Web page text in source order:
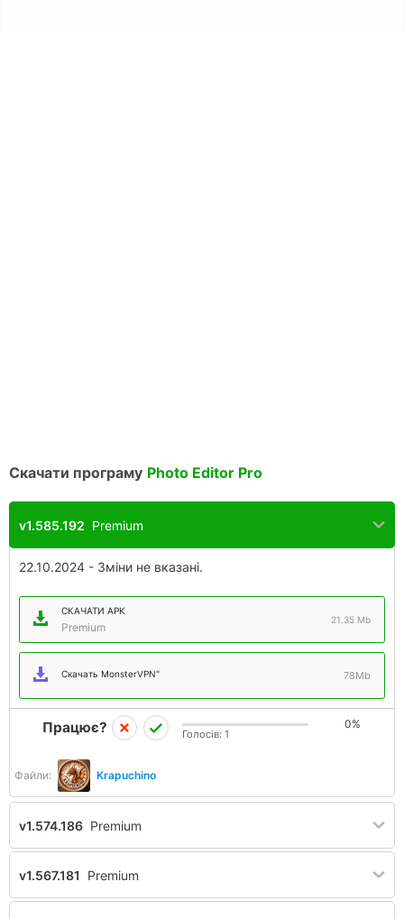
Скачати програму Photo Editor Pro
v1.585.192 Premium
22.10.2024 - Зміни не вказані.
СКАЧАТИ APK
Premium
21.35 Mb
Скачать MonsterVPN" 78Mb
Файли: Krapuchino
Працює? 0%
Голосів: 1
v1.574.186 Premium
v1.567.181 Premium